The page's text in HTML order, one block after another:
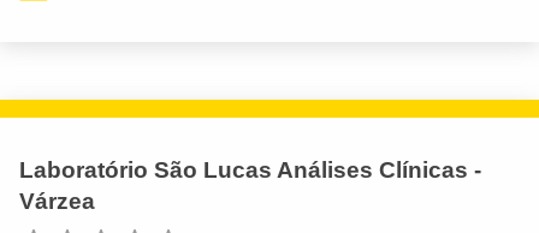
Laboratório São Lucas Análises Clínicas -
Várzea